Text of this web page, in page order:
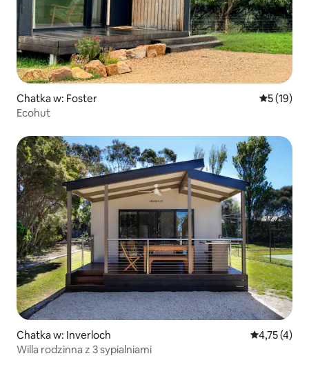
Chatka w: Foster Średnia
5 (19)
Ecohut
Chatka w: Inverloch Średnia
4,75 (4)
Willa rodzinna z 3 sypialniami